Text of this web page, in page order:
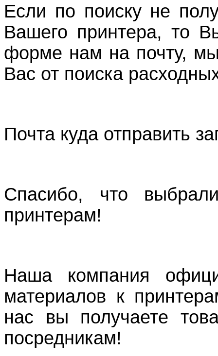
Если по поиску не
Вашего принтера, то
форме нам на почту,
Вас от поиска
Почта куда отправить
Спасибо, что
принтерам!
Наша компания
материалов к
нас вы получаете
посредникам!